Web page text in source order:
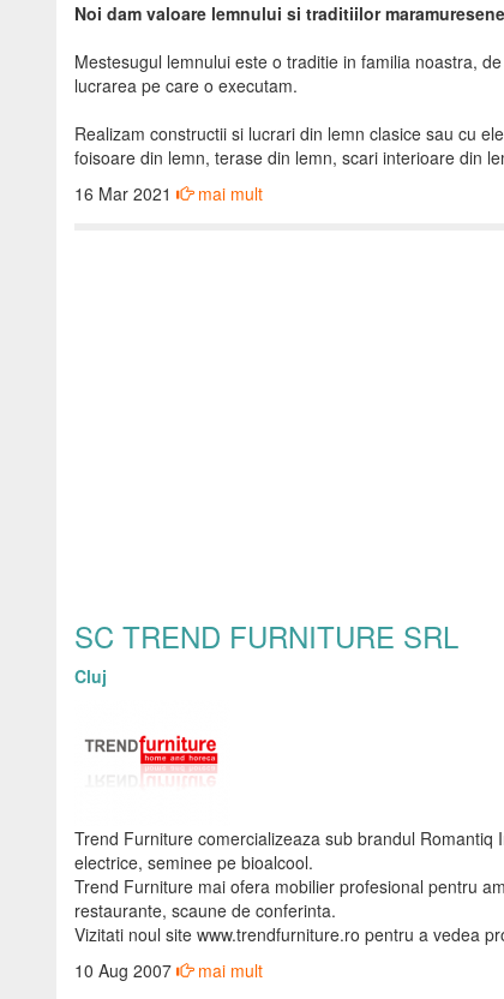
Noi dam valoare lemnului si traditiilor
Mestesugul lemnului este o traditie in familia noastra,
lucrarea pe care o executam.
Realizam constructii si lucrari din lemn clasice sau cu
foisoare din lemn, terase din lemn, scari interioare din
16 Mar 2021
mai mult
SC TREND FURNITURE SRL
Cluj
Trend Furniture comercializeaza sub brandul
electrice, seminee pe bioalcool.
Trend Furniture mai ofera mobilier profesional pentru
restaurante, scaune de conferinta.
Vizitati noul site www.trendfurniture.ro pentru a vedea
10 Aug 2007
mai mult